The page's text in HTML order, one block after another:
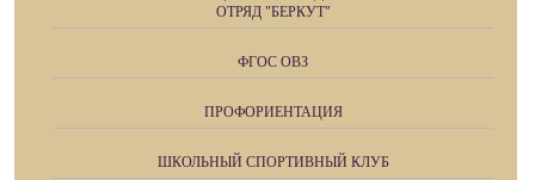
ОТРЯД "БЕРКУТ"
ФГОС ОВЗ
ПРОФОРИЕНТАЦИЯ
ШКОЛЬНЫЙ СПОРТИВНЫЙ КЛУБ